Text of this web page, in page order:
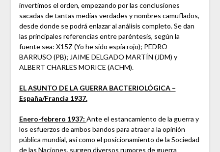
invertimos el orden, empezando por las conclusiones
sacadas de tantas medias verdades y nombres camuflados,
desde donde se podrá enlazar al análisis completo. Se dan
las principales referencias entre paréntesis, según la
fuente sea: X15Z (Yo he sido espía rojo); PEDRO
BARRUSO (PB); JAIME DELGADO MARTÍN (JDM) y
ALBERT CHARLES MORICE (ACHM).
EL ASUNTO DE LA GUERRA BACTERIOLÓGICA –
España/Francia 1937.
Enero-febrero 1937: Ante el estancamiento de la guerra y
los esfuerzos de ambos bandos para atraer a la opinión
pública mundial, así como el posicionamiento de la Sociedad
de las Naciones, surgen diversos rumores de guerra